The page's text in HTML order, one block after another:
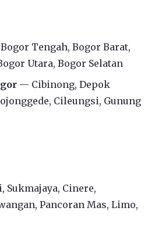
Tengah, Bogor Barat,
Utara, Bogor Selatan
— Cibinong, Depok
Cileungsi, Gunung
Sukmajaya, Cinere,
Pancoran Mas, Limo,